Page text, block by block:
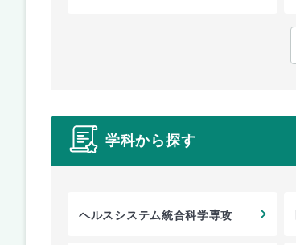
学科から探す
ヘルスシステム統合科学専攻